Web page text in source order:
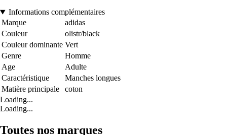
Informations complémentaires
Marque
adidas
Couleur
olistr/black
Couleur dominante Vert
Genre
Homme
Age
Adulte
Caractéristique
Manches longues
Matière principale
coton
Loading...
Loading...
Toutes nos marques